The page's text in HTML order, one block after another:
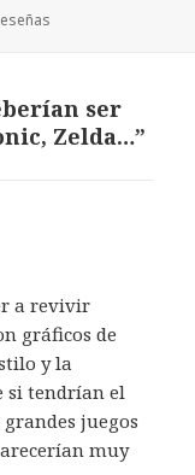
ser
Zelda…”
a revivir
gráficos de
y la
si tendrían el
juegos
muy